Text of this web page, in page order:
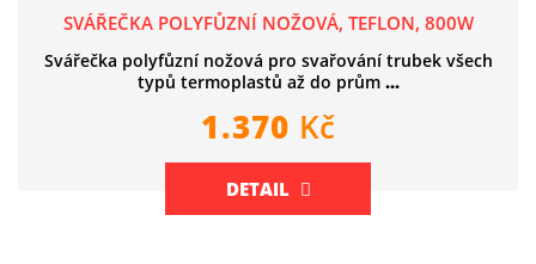
SVÁŘEČKA POLYFŮZNÍ NOŽOVÁ, TEFLON, 800W
Svářečka polyfůzní nožová pro svařování trubek všech
typů termoplastů až do prům ...
1.370 Kč
DETAIL